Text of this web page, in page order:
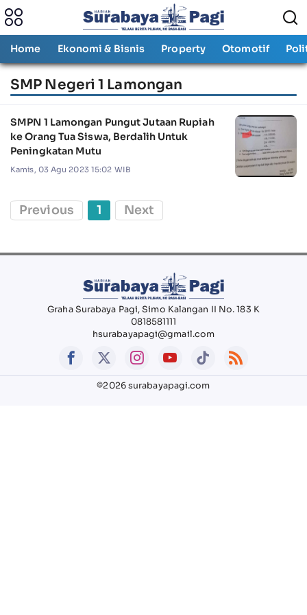
Home Ekonomi & Bisnis Property Otomotif
SMP Negeri 1 Lamongan
SMPN 1 Lamongan Pungut Jutaan Rupiah
ke Orang Tua Siswa, Berdalih Untuk
Peningkatan Mutu
Kamis, 03 Agu 2023 15:02 WIB
Previous 1 Next
Graha Surabaya Pagi, Simo Kalangan II No. 183 K
0818581111
hsurabayapagi@gmail.com
©2026 surabayapagi.com